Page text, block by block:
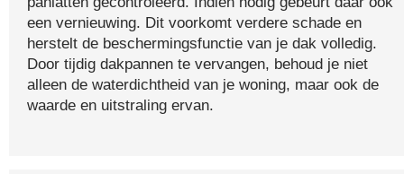
een vernieuwing. Dit voorkomt verdere schade en
herstelt de beschermingsfunctie van je dak volledig.
Door tijdig dakpannen te vervangen, behoud je niet
alleen de waterdichtheid van je woning, maar ook de
waarde en uitstraling ervan.